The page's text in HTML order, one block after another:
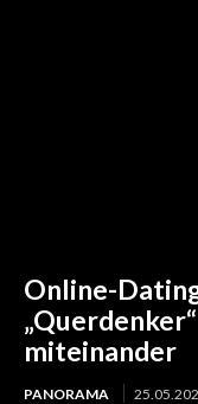
Online-
miteinander
PANORAMA